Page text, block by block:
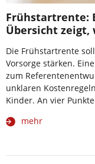
Frühstartrente:
Übersicht zeigt,
Die Frühstartrente
Vorsorge stärken.
zum
unklaren
Kinder. An vier
mehr